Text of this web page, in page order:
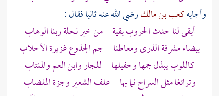
وأجابهكعب بن مالكرضي الله عنه ثانيا فقال :
أبقى لنا حدث الحروب بقية من خير نحلة ربنا الوهاب
بيضاء مشرفة الذرى ومعاطنا جم الجذوع غزيرة الأحلاب
كاللوب يبذل جمها وحفيلها للجار وابن العم والمنتاب
وترائغا مثل السراح نما بها علف الشعير وجزة المقضاب